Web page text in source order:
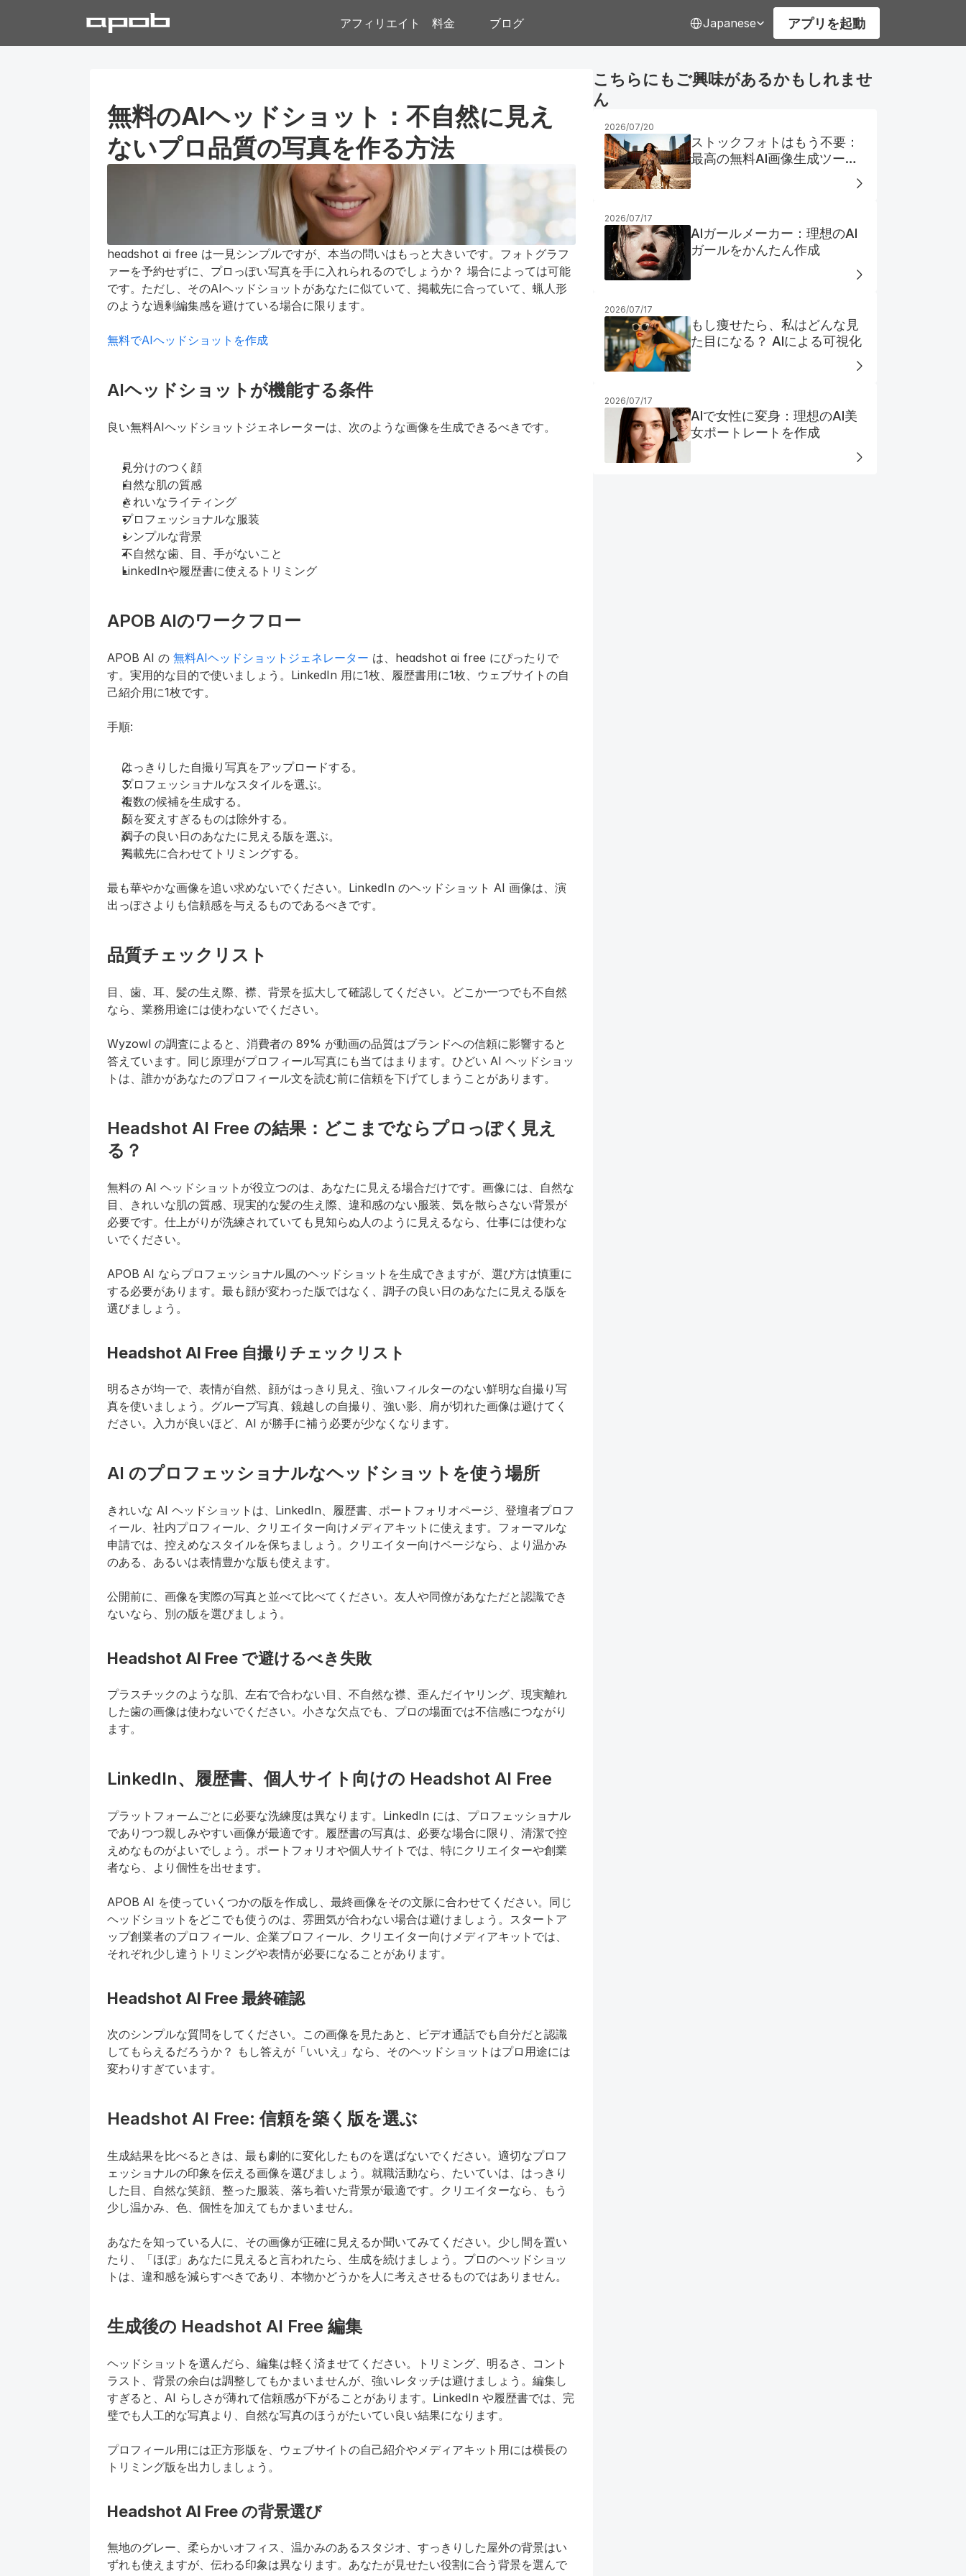
アフィリエイト 料金 ブログ Japanese アプリを起動
無料のAIヘッドショット：不自然に見え
ないプロ品質の写真を作る方法
headshot ai free は一見シンプルですが、本当の問いはもっと大きいです。フォトグラフ
ァーを予約せずに、プロっぽい写真を手に入れられるのでしょうか？ 場合によっては可能
です。ただし、そのAIヘッドショットがあなたに似ていて、掲載先に合っていて、蝋人形
のような過剰編集感を避けている場合に限ります。
無料でAIヘッドショットを作成
AIヘッドショットが機能する条件
良い無料AIヘッドショットジェネレーターは、次のような画像を生成できるべきです。
見分けのつく顔
自然な肌の質感
きれいなライティング
プロフェッショナルな服装
シンプルな背景
不自然な歯、目、手がないこと
LinkedInや履歴書に使えるトリミング
APOB AIのワークフロー
APOB AI の 無料AIヘッドショットジェネレーター は、headshot ai free にぴったりで
す。実用的な目的で使いましょう。LinkedIn 用に1枚、履歴書用に1枚、ウェブサイトの自
己紹介用に1枚です。
手順:
はっきりした自撮り写真をアップロードする。
プロフェッショナルなスタイルを選ぶ。
複数の候補を生成する。
顔を変えすぎるものは除外する。
調子の良い日のあなたに見える版を選ぶ。
掲載先に合わせてトリミングする。
最も華やかな画像を追い求めないでください。LinkedIn のヘッドショット AI 画像は、演
出っぽさよりも信頼感を与えるものであるべきです。
品質チェックリスト
目、歯、耳、髪の生え際、襟、背景を拡大して確認してください。どこか一つでも不自然
なら、業務用途には使わないでください。
Wyzowl の調査によると、消費者の 89% が動画の品質はブランドへの信頼に影響すると
答えています。同じ原理がプロフィール写真にも当てはまります。ひどい AI ヘッドショッ
トは、誰かがあなたのプロフィール文を読む前に信頼を下げてしまうことがあります。
Headshot AI Free の結果：どこまでならプロっぽく見え
る？
無料の AI ヘッドショットが役立つのは、あなたに見える場合だけです。画像には、自然な
目、きれいな肌の質感、現実的な髪の生え際、違和感のない服装、気を散らさない背景が
必要です。仕上がりが洗練されていても見知らぬ人のように見えるなら、仕事には使わな
いでください。
APOB AI ならプロフェッショナル風のヘッドショットを生成できますが、選び方は慎重に
する必要があります。最も顔が変わった版ではなく、調子の良い日のあなたに見える版を
選びましょう。
Headshot AI Free 自撮りチェックリスト
明るさが均一で、表情が自然、顔がはっきり見え、強いフィルターのない鮮明な自撮り写
真を使いましょう。グループ写真、鏡越しの自撮り、強い影、肩が切れた画像は避けてく
ださい。入力が良いほど、AI が勝手に補う必要が少なくなります。
AI のプロフェッショナルなヘッドショットを使う場所
きれいな AI ヘッドショットは、LinkedIn、履歴書、ポートフォリオページ、登壇者プロフ
ィール、社内プロフィール、クリエイター向けメディアキットに使えます。フォーマルな
申請では、控えめなスタイルを保ちましょう。クリエイター向けページなら、より温かみ
のある、あるいは表情豊かな版も使えます。
公開前に、画像を実際の写真と並べて比べてください。友人や同僚があなただと認識でき
ないなら、別の版を選びましょう。
Headshot AI Free で避けるべき失敗
プラスチックのような肌、左右で合わない目、不自然な襟、歪んだイヤリング、現実離れ
した歯の画像は使わないでください。小さな欠点でも、プロの場面では不信感につながり
ます。
LinkedIn、履歴書、個人サイト向けの Headshot AI Free
プラットフォームごとに必要な洗練度は異なります。LinkedIn には、プロフェッショナル
でありつつ親しみやすい画像が最適です。履歴書の写真は、必要な場合に限り、清潔で控
えめなものがよいでしょう。ポートフォリオや個人サイトでは、特にクリエイターや創業
者なら、より個性を出せます。
APOB AI を使っていくつかの版を作成し、最終画像をその文脈に合わせてください。同じ
ヘッドショットをどこでも使うのは、雰囲気が合わない場合は避けましょう。スタートア
ップ創業者のプロフィール、企業プロフィール、クリエイター向けメディアキットでは、
それぞれ少し違うトリミングや表情が必要になることがあります。
Headshot AI Free 最終確認
次のシンプルな質問をしてください。この画像を見たあと、ビデオ通話でも自分だと認識
してもらえるだろうか？ もし答えが「いいえ」なら、そのヘッドショットはプロ用途には
変わりすぎています。
Headshot AI Free: 信頼を築く版を選ぶ
生成結果を比べるときは、最も劇的に変化したものを選ばないでください。適切なプロフ
ェッショナルの印象を伝える画像を選びましょう。就職活動なら、たいていは、はっきり
した目、自然な笑顔、整った服装、落ち着いた背景が最適です。クリエイターなら、もう
少し温かみ、色、個性を加えてもかまいません。
あなたを知っている人に、その画像が正確に見えるか聞いてみてください。少し間を置い
たり、「ほぼ」あなたに見えると言われたら、生成を続けましょう。プロのヘッドショッ
トは、違和感を減らすべきであり、本物かどうかを人に考えさせるものではありません。
生成後の Headshot AI Free 編集
ヘッドショットを選んだら、編集は軽く済ませてください。トリミング、明るさ、コント
ラスト、背景の余白は調整してもかまいませんが、強いレタッチは避けましょう。編集し
すぎると、AI らしさが薄れて信頼感が下がることがあります。LinkedIn や履歴書では、完
璧でも人工的な写真より、自然な写真のほうがたいてい良い結果になります。
プロフィール用には正方形版を、ウェブサイトの自己紹介やメディアキット用には横長の
トリミング版を出力しましょう。
Headshot AI Free の背景選び
無地のグレー、柔らかいオフィス、温かみのあるスタジオ、すっきりした屋外の背景はい
ずれも使えますが、伝わる印象は異なります。あなたが見せたい役割に合う背景を選んで
こちらにもご興味があるかもしれませ
ん
2026/07/20
ストックフォトはもう不要：
最高の無料AI画像生成ツール
をご紹介
2026/07/17
AIガールメーカー：理想のAI
ガールをかんたん作成
2026/07/17
もし痩せたら、私はどんな見
た目になる？ AIによる可視化
2026/07/17
AIで女性に変身：理想のAI美
女ポートレートを作成